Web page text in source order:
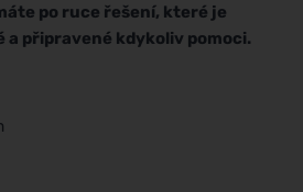
po ruce řešení, které je
a připravené kdykoliv pomoci.